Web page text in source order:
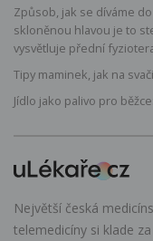
Způsob, jak se díváme
skloněnou hlavou je to
vysvětluje přední
Tipy maminek, jak na
Jídlo jako palivo pro
Největší česká
telemedicíny si klade